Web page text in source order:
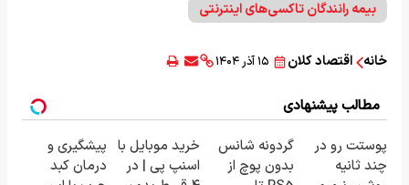
بیمه رانندگان تاکسی‌های اینترنتی
خانه اقتصاد کلان ۱۵ آذر ۱۴۰۴
مطالب پیشنهادی
پوستت رو در
چند ثانیه
گردونه شانس
بدون پوچ از
خرید موبایل با
اسنپ پی | در
پیشگیری و
درمان کبد